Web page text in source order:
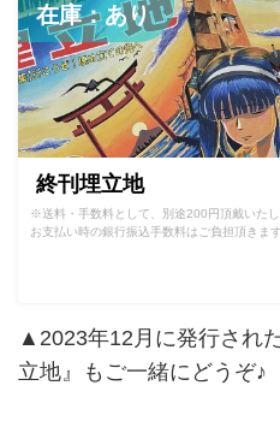
在庫：あり
終刊埋立地
※送料・手数料として、別途200円頂戴いたし
お支払い時の銀行振込手数料はご負担頂きま
▲2023年12月に発行され
立地』もご一緒にどうぞ♪